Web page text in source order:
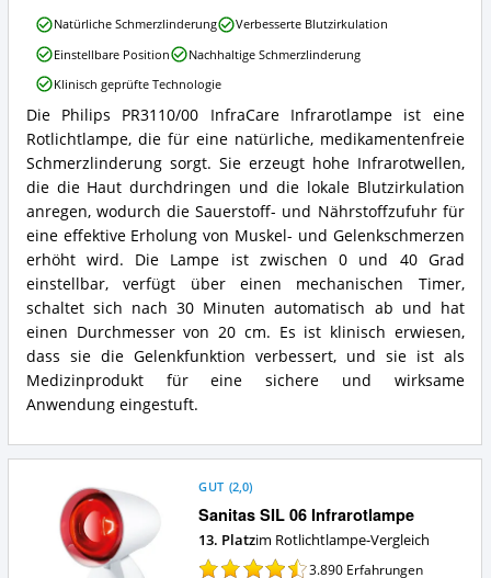
Philips
PR3110/00
InfraCare
Infrarotlampe
Zusammenfassung:
Was
bietet
diese
Rotlichtlampe?
Die Philips PR3110/00 InfraCare Infrarotlampe ist eine
Rotlichtlampe, die für eine natürliche, medikamentenfreie
Schmerzlinderung sorgt. Sie erzeugt hohe Infrarotwellen,
die die Haut durchdringen und die lokale Blutzirkulation
anregen, wodurch die Sauerstoff- und Nährstoffzufuhr für
eine effektive Erholung von Muskel- und Gelenkschmerzen
erhöht wird. Die Lampe ist zwischen 0 und 40 Grad
einstellbar, verfügt über einen mechanischen Timer,
schaltet sich nach 30 Minuten automatisch ab und hat
einen Durchmesser von 20 cm. Es ist klinisch erwiesen,
dass sie die Gelenkfunktion verbessert, und sie ist als
Medizinprodukt für eine sichere und wirksame
Anwendung eingestuft.
Philips
PR3110/00
InfraCare
Infrarotlampe
Vorteile:
Was
spricht
für
diese
Rotlichtlampe?
Natürliche Schmerzlinderung
Verbesserte Blutzirkulation
Einstellbare Position
Nachhaltige Schmerzlinderung
Klinisch geprüfte Technologie
Sanitas SIL 06 Infrarotlampe
GUT (2,0)
13. Platzim Rotlichtlampe-Vergleich
3.890 Erfahrungen